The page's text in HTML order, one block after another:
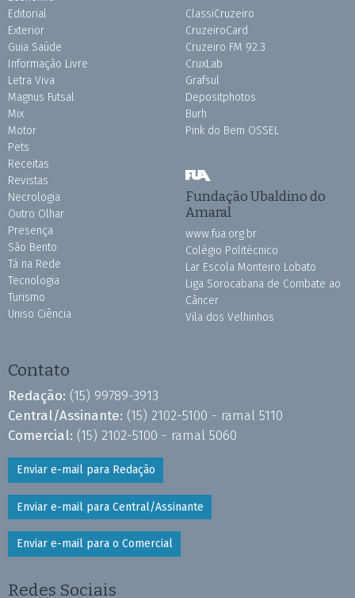
Editorial
Exterior
Guia Saúde
Informação Livre
Letra Viva
Magnus Futsal
Mix
Motor
Pets
Receitas
Revistas
Necrologia
Outro Olhar
Presença
São Bento
Tá na Rede
Tecnologia
Turismo
Uniso Ciência
ClassiCruzeiro
CruzeiroCard
Cruzeiro FM 92.3
CruxLab
Grafsul
Depositphotos
Burh
Pink do Bem OSSEL
Fundação Ubaldino do
Amaral
www.fua.org.br
Colégio Politécnico
Lar Escola Monteiro Lobato
Liga Sorocabana de Combate ao
Câncer
Vila dos Velhinhos
Contato
Redação: (15) 99789-3913
Central/Assinante: (15) 2102-5100 - ramal 5110
Comercial: (15) 2102-5100 - ramal 5060
Enviar e-mail para Redação
Enviar e-mail para Central/Assinante
Enviar e-mail para o Comercial
Redes Sociais